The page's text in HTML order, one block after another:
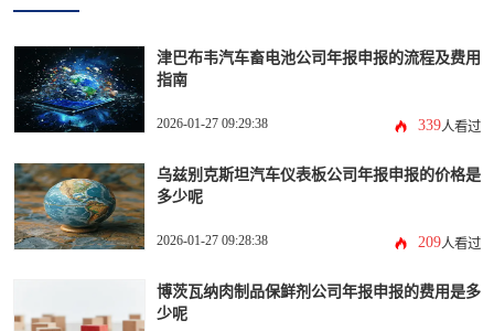
津巴布韦汽车畜电池公司年报申报的流程及费用
指南
2026-01-27 09:29:38 339人看过
乌兹别克斯坦汽车仪表板公司年报申报的价格是
多少呢
2026-01-27 09:28:38 209人看过
博茨瓦纳肉制品保鲜剂公司年报申报的费用是多
少呢